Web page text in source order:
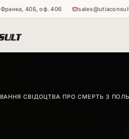
Франка, 40Б, оф. 406
СВІДОЦТВА ПРО СМЕРТЬ З